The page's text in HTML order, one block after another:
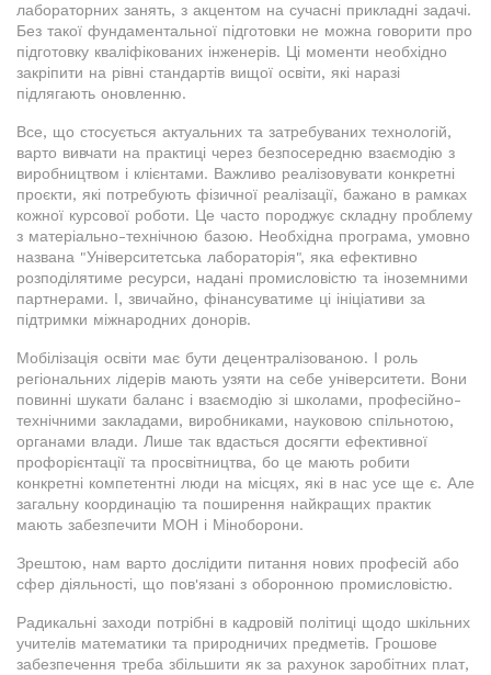
лабораторних занять, з акцентом на сучасні прикладні задачі.
Без такої фундаментальної підготовки не можна говорити про
підготовку кваліфікованих інженерів. Ці моменти необхідно
закріпити на рівні стандартів вищої освіти, які наразі
підлягають оновленню.
Все, що стосується актуальних та затребуваних технологій,
варто вивчати на практиці через безпосередню взаємодію з
виробництвом і клієнтами. Важливо реалізовувати конкретні
проєкти, які потребують фізичної реалізації, бажано в рамках
кожної курсової роботи. Це часто породжує складну проблему
з матеріально-технічною базою. Необхідна програма, умовно
названа "Університетська лабораторія", яка ефективно
розподілятиме ресурси, надані промисловістю та іноземними
партнерами. І, звичайно, фінансуватиме ці ініціативи за
підтримки міжнародних донорів.
Мобілізація освіти має бути децентралізованою. І роль
регіональних лідерів мають узяти на себе університети. Вони
повинні шукати баланс і взаємодію зі школами, професійно-
технічними закладами, виробниками, науковою спільнотою,
органами влади. Лише так вдасться досягти ефективної
профорієнтації та просвітництва, бо це мають робити
конкретні компетентні люди на місцях, які в нас усе ще є. Але
загальну координацію та поширення найкращих практик
мають забезпечити МОН і Міноборони.
Зрештою, нам варто дослідити питання нових професій або
сфер діяльності, що пов'язані з оборонною промисловістю.
Радикальні заходи потрібні в кадровій політиці щодо шкільних
учителів математики та природничих предметів. Грошове
забезпечення треба збільшити як за рахунок заробітних плат,